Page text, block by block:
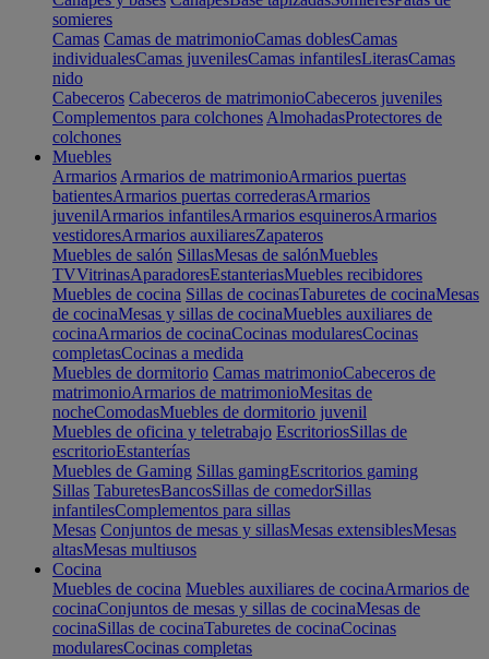
somieres
Camas Camas de matrimonioCamas doblesCamas
individualesCamas juvenilesCamas infantilesLiterasCamas
nido
Cabeceros Cabeceros de matrimonioCabeceros juveniles
Complementos para colchones AlmohadasProtectores de
colchones
Muebles
Armarios Armarios de matrimonioArmarios puertas
batientesArmarios puertas correderasArmarios
juvenilArmarios infantilesArmarios esquinerosArmarios
vestidoresArmarios auxiliaresZapateros
Muebles de salón SillasMesas de salónMuebles
TVVitrinasAparadoresEstanteriasMuebles recibidores
Muebles de cocina Sillas de cocinasTaburetes de cocinaMesas
de cocinaMesas y sillas de cocinaMuebles auxiliares de
cocinaArmarios de cocinaCocinas modularesCocinas
completasCocinas a medida
Muebles de dormitorio Camas matrimonioCabeceros de
matrimonioArmarios de matrimonioMesitas de
nocheComodasMuebles de dormitorio juvenil
Muebles de oficina y teletrabajo EscritoriosSillas de
escritorioEstanterías
Muebles de Gaming Sillas gamingEscritorios gaming
Sillas TaburetesBancosSillas de comedorSillas
infantilesComplementos para sillas
Mesas Conjuntos de mesas y sillasMesas extensiblesMesas
altasMesas multiusos
Cocina
Muebles de cocina Muebles auxiliares de cocinaArmarios de
cocinaConjuntos de mesas y sillas de cocinaMesas de
cocinaSillas de cocinaTaburetes de cocinaCocinas
modularesCocinas completas